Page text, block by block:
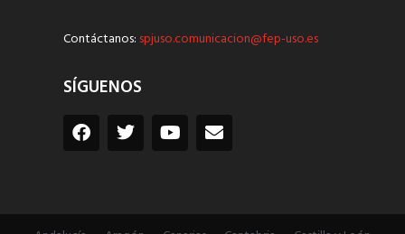
Contáctanos: spjuso.comunicacion@fep-uso.es
SÍGUENOS